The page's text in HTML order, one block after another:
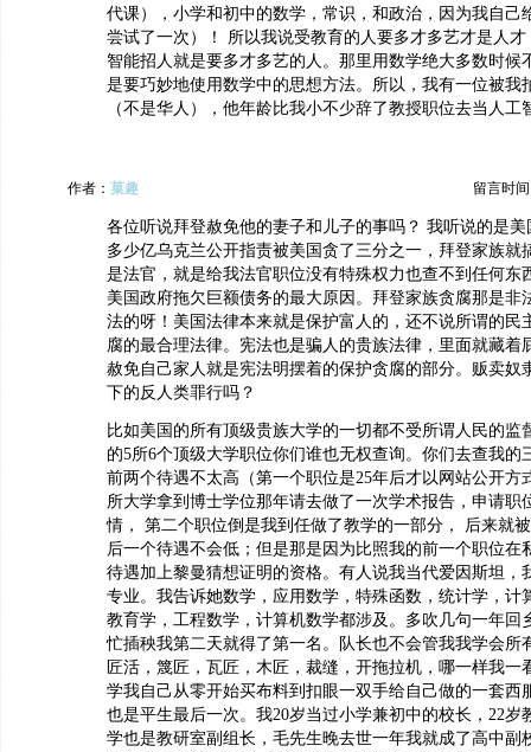
代课），小学和初中的数学，常识，和政治，因为我自己
尝试了一次）！ 所以我说受教育的人要多才多艺才是人
智能招人就是要多才多艺的人。那里用数学绝大多数时候
是要巧妙地使用数学中的思想方法。所以，我有一位被我
（不是华人），他年龄比我小不少辞了教授职位去当人工
作者： 菓趣 留言时间
各位听说拜登赦免他的妻子和儿子的事吗？ 我听说的是
多少亿乌克兰公开指责被美国贪了三分之一，拜登家族就
是法官，就是给我法官职位没有特殊权力也查不到任何东
美国政府拖欠巨额债务的最大原因。拜登家族贪腐那是非
法的呀！美国法律本来就是保护富人的，还不说所谓的民
腐的最合理法律。宪法也是骗人的贵族法律，里面就藏着
赦免自己家人就是宪法明摆着的保护贪腐的部分。贩卖奴
下的反人类罪行吗？
比如美国的所有顶级贵族大学的一切都不受所谓人民的监
的5所6个顶级大学职位你们谁也无权查询。你们去查我的
前两个待遇不太高（第一个职位是25年后才以网站公开方
所大学拿到博士学位那年请去做了一次学术报告，申请职
情， 第二个职位倒是我到任做了教学的一部分， 后来就
后一个待遇不会低；但是那是因为比照我的前一个职位在
待遇加上黎曼猜想证明的资格。有人说我当代爱因斯坦，
专业。我告诉她数学，应用数学，特殊函数，统计学，计
教育学，工程数学，计算机数学都涉及。多吹几句一年回
忙插秧我第二天就得了第一名。队长也不会管我我学会所
匠活，篾匠，瓦匠，木匠，裁缝，开拖拉机，哪一样我一
学我自己从零开始买布料到扣眼一双手给自己做的一套西
也是平生最后一次。我20岁当过小学兼初中的校长，22岁
学也是教研室副组长，毛先生晚去世一年我就成了高中副